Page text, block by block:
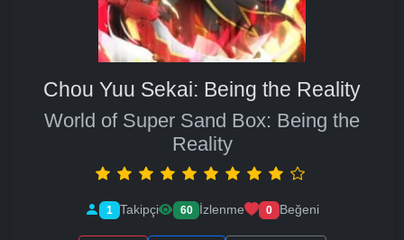
Chou Yuu Sekai: Being the Reality
World of Super Sand Box: Being the
Reality
1 Takipçi 60 İzlenme 0 Beğeni